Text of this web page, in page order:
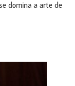
domina a arte de